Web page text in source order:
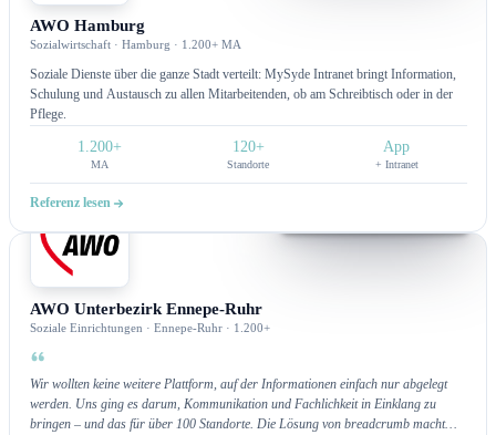
AWO Hamburg
Sozialwirtschaft · Hamburg · 1.200+ MA
Soziale Dienste über die ganze Stadt verteilt: MySyde Intranet bringt Information,
Schulung und Austausch zu allen Mitarbeitenden, ob am Schreibtisch oder in der
Pflege.
1.200+
MA
120+
Standorte
App
+ Intranet
Referenz lesen
Intranet
AWO Unterbezirk Ennepe-Ruhr
Soziale Einrichtungen · Ennepe-Ruhr · 1.200+
Wir wollten keine weitere Plattform, auf der Informationen einfach nur abgelegt
werden. Uns ging es darum, Kommunikation und Fachlichkeit in Einklang zu
bringen – und das für über 100 Standorte. Die Lösung von breadcrumb macht